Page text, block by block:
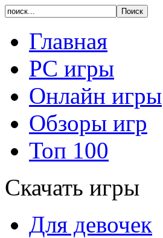
Главная
PC игры
Онлайн игры
Обзоры игр
Топ 100
Скачать игры
Для девочек